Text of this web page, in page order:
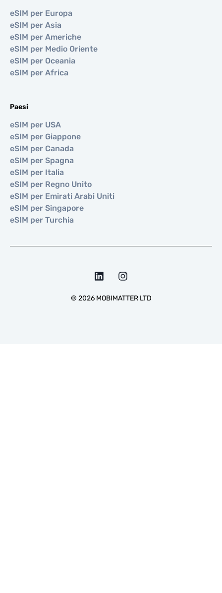
eSIM per Europa
eSIM per Asia
eSIM per Americhe
eSIM per Medio Oriente
eSIM per Oceania
eSIM per Africa
Paesi
eSIM per USA
eSIM per Giappone
eSIM per Canada
eSIM per Spagna
eSIM per Italia
eSIM per Regno Unito
eSIM per Emirati Arabi Uniti
eSIM per Singapore
eSIM per Turchia
© 2026MOBIMATTER LTD